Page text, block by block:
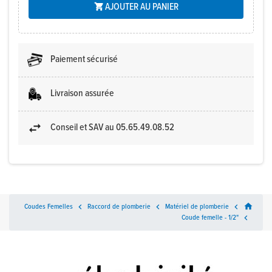
AJOUTER AU PANIER
Paiement sécurisé
Livraison assurée
Conseil et SAV au 05.65.49.08.52
home

Matériel de plomberie

Raccord de plomberie

Coudes Femelles

Coude femelle - 1/2"